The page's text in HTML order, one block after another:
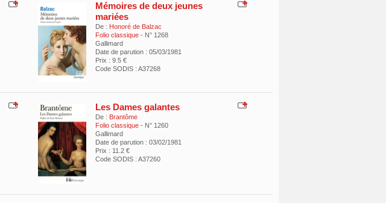
Mémoires de deux jeunes
mariées
De : Honoré de Balzac
Folio classique - N° 1268
Gallimard
Date de parution : 05/03/1981
Prix : 9.5 €
Code SODIS : A37268
Les Dames galantes
De : Brantôme
Folio classique - N° 1260
Gallimard
Date de parution : 03/02/1981
Prix : 11.2 €
Code SODIS : A37260